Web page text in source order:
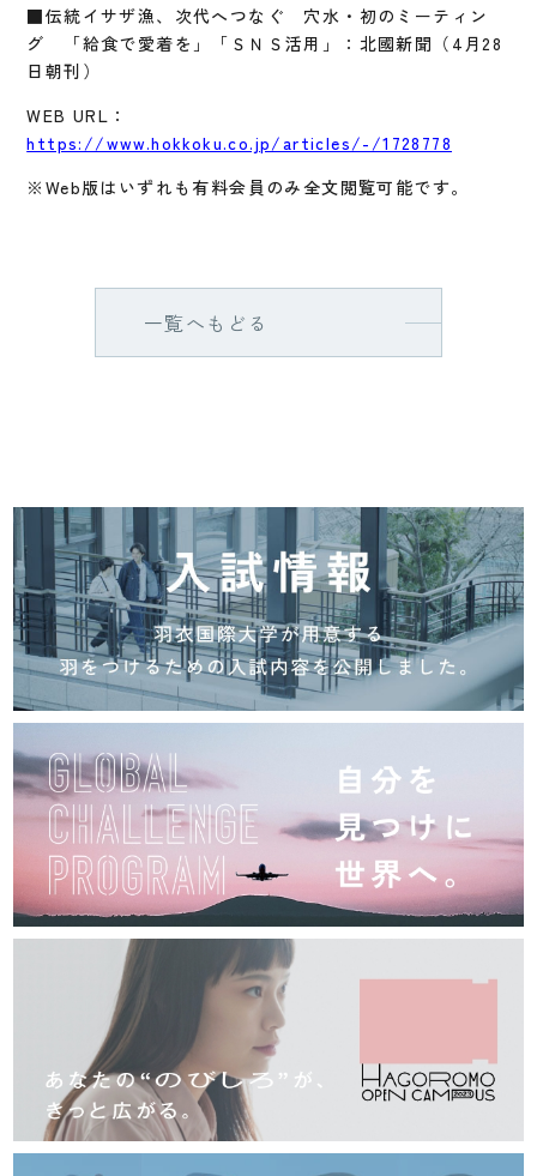
■伝統イサザ漁、次代へつなぐ 穴水・初のミーティン
グ 「給食で愛着を」「ＳＮＳ活用」：北國新聞（4月28
日朝刊）
WEB URL：
https://www.hokkoku.co.jp/articles/-/1728778
※Web版はいずれも有料会員のみ全文閲覧可能です。
一覧へもどる